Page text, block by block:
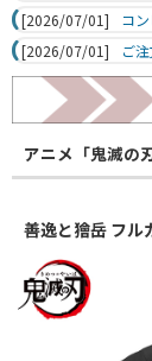
[2026/07/01]
コ
[2026/07/01]
ご
アニメ「鬼滅の刃
善逸と獪岳 フル